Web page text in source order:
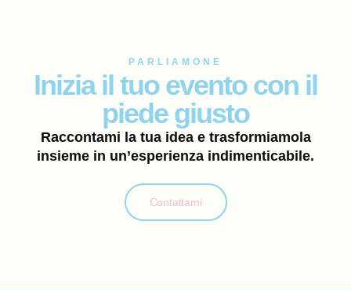
PARLIAMONE
Inizia il tuo evento con il
piede giusto
Raccontami la tua idea e trasformiamola
insieme in un’esperienza indimenticabile.
Contattami